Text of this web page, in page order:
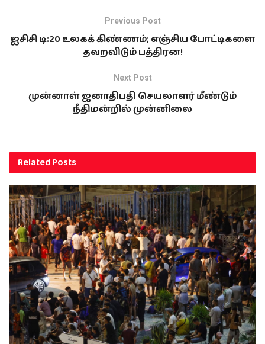
Previous Post
ஐசிசி டி:20 உலகக் கிண்ணம்; எஞ்சிய போட்டிகளை
தவறவிடும் பத்திரன!
Next Post
முன்னாள் ஜனாதிபதி செயலாளர் மீண்டும்
நீதிமன்றில் முன்னிலை
RelatedPosts